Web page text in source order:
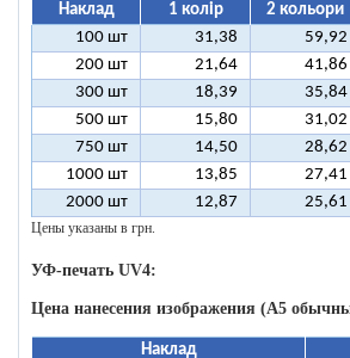
Наклад 1 колір 2 кольори
100 шт
31,38 59,92
200 шт
21,64 41,86
300 шт
18,39 35,84
500 шт
15,80 31,02
750 шт
14,50 28,62
1000 шт
13,85 27,41
2000 шт
12,87 25,61
Цены указаны в грн.
УФ-печать UV4:
Цена нанесения изображения (А5
Наклад